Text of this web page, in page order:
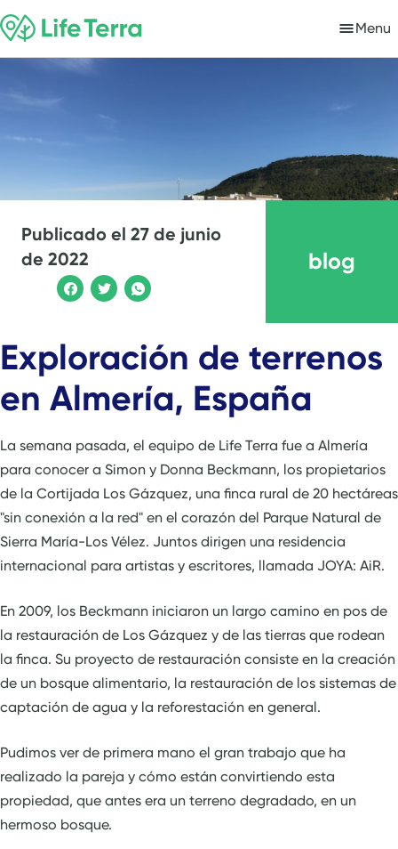
Menu
Publicado el 27 de junio
de 2022
blog
Exploración de terrenos
en Almería, España
La semana pasada, el equipo de Life Terra fue a Almería
para conocer a Simon y Donna Beckmann, los propietarios
de la Cortijada Los Gázquez, una finca rural de 20 hectáreas
"sin conexión a la red" en el corazón del Parque Natural de
Sierra María-Los Vélez. Juntos dirigen una residencia
internacional para artistas y escritores, llamada JOYA: AiR.
En 2009, los Beckmann iniciaron un largo camino en pos de
la restauración de Los Gázquez y de las tierras que rodean
la finca. Su proyecto de restauración consiste en la creación
de un bosque alimentario, la restauración de los sistemas de
captación de agua y la reforestación en general.
Pudimos ver de primera mano el gran trabajo que ha
realizado la pareja y cómo están convirtiendo esta
propiedad, que antes era un terreno degradado, en un
hermoso bosque.